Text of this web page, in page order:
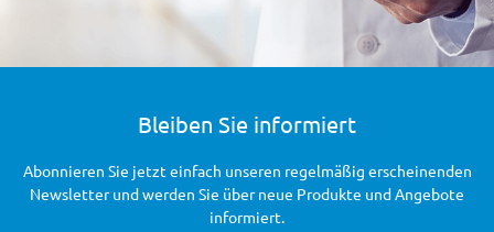
Bleiben Sie informiert
Abonnieren Sie jetzt einfach unseren regelmäßig erscheinenden
Newsletter und werden Sie über neue Produkte und Angebote
informiert.